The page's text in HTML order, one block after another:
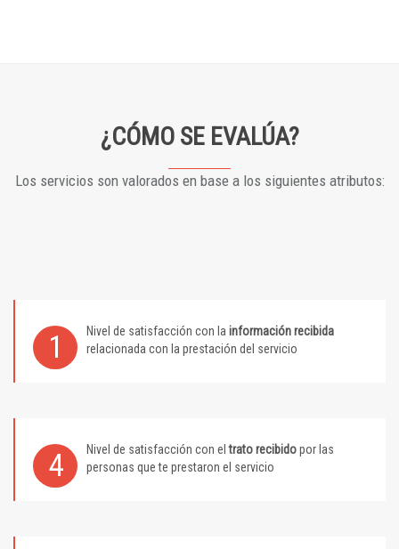
¿CÓMO SE EVALÚA?
Los servicios son valorados en base a los siguientes atributos:
1 Nivel de satisfacción con la información recibida
relacionada con la prestación del servicio
4 Nivel de satisfacción con eltrato recibidopor las
personas que te prestaron el servicio